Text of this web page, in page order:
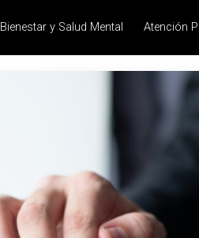
Bienestar y Salud Mental Atención